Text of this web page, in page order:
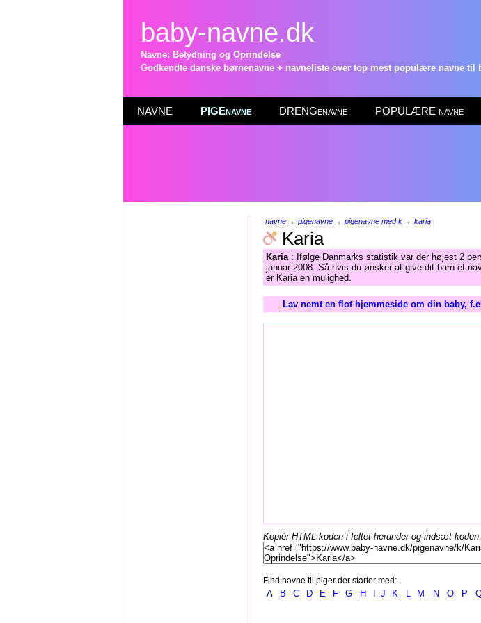
baby-navne.dk
Navne: Betydning og Oprindelse
Godkendte danske børnenavne + navneliste over top mest populære navne til
NAVNE PIGEnavne DRENGenavne POPULÆRE navne
navne→ pigenavne→ pigenavne med k→ karia
Karia
Karia: Ifølge Danmarks statistik var der højest 2
januar 2008. Så hvis du ønsker at give dit barn et
er Karia en mulighed.
Lav nemt en flot hjemmeside om din baby,
Kopiér HTML-koden i feltet herunder og indsæt
Find navne til piger der starter med:
A B C D E F G H J K L M N O P